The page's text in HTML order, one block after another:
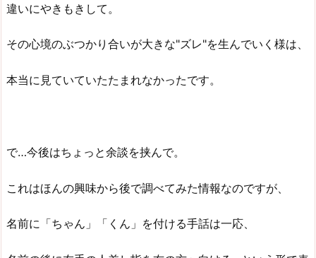
違いにやきもきして。
その心境のぶつかり合いが大きな"ズレ"を生んでいく様は、
本当に見ていていたたまれなかったです。
で…今後はちょっと余談を挟んで。
これはほんの興味から後で調べてみた情報なのですが、
名前に「ちゃん」「くん」を付ける手話は一応、